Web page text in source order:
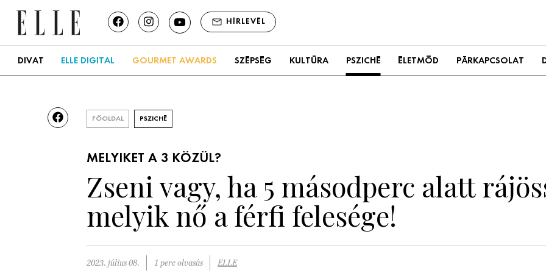
HÍRLEVÉL
DIVAT ELLE DIGITAL GOURMET AWARDS SZÉPSÉG KULTÚRA PSZICHÉ ÉLETMÓD PÁRKAPCSOLAT
FŐOLDAL PSZICHÉ
MELYIKET A 3 KÖZÜL?
Zseni vagy, ha 5 másodperc alatt
melyik nő a férfi felesége!
2023. július 08. 1 perc olvasás ELLE